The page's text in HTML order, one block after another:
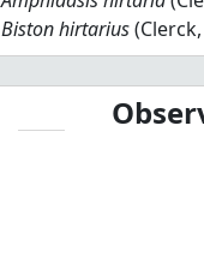
Biston hirtarius